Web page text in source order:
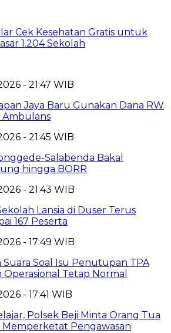
Cek Kesehatan Gratis untuk
1.204 Sekolah
- 21:47 WIB
Jaya Baru Gunakan Dana RW
- 21:45 WIB
Salabenda Bakal
hingga BORR
- 21:43 WIB
Lansia di Duser Terus
167 Peserta
- 17:49 WIB
Soal Isu Penutupan TPA
Tetap Normal
- 17:41 WIB
Polsek Beji Minta Orang Tua
Memperketat Pengawasan